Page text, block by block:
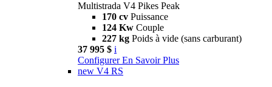
Multistrada V4 Pikes Peak
170 cv Puissance
124 Kw Couple
227 kg Poids à vide (sans carburant)
37 995 $ i
Configurer En Savoir Plus
new V4 RS